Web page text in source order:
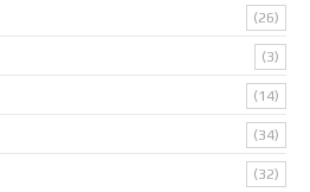
(26)
(3)
(14)
(34)
(32)